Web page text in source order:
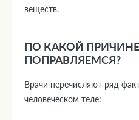
веществ.
ПО КАКОЙ
ПОПРАВЛЯЕМСЯ?
Врачи перечисляют ряд
человеческом теле: